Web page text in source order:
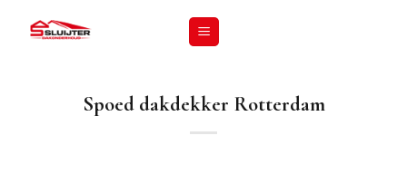
Spoed dakdekker Rotterdam